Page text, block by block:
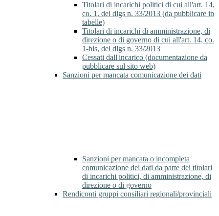
Titolari di incarichi politici di cui all'art. 14,
co. 1, del dlgs n. 33/2013 (da pubblicare in
tabelle)
Titolari di incarichi di amministrazione, di
direzione o di governo di cui all'art. 14, co.
1-bis, del dlgs n. 33/2013
Cessati dall'incarico (documentazione da
pubblicare sul sito web)
Sanzioni per mancata comunicazione dei dati
Sanzioni per mancata o incompleta
comunicazione dei dati da parte dei titolari
di incarichi politici, di amministrazione, di
direzione o di governo
Rendiconti gruppi consiliari regionali/provinciali